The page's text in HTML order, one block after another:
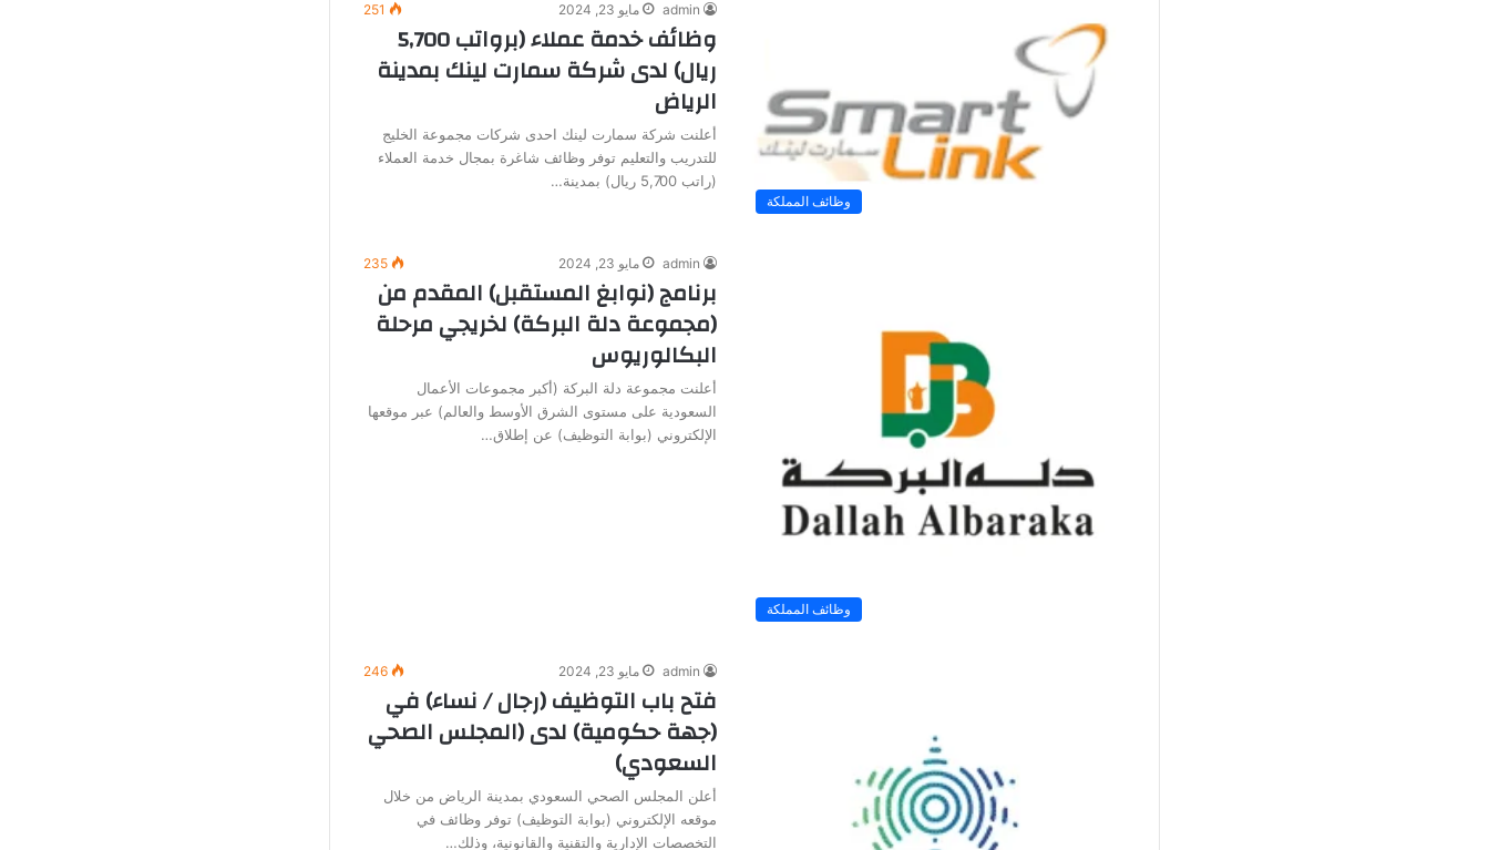
وظائف المملكة
admin مايو 23, 2024 251
وظائف خدمة عملاء (برواتب 5,700
ريال) لدى شركة سمارت لينك بمدينة
الرياض
أعلنت شركة سمارت لينك احدى شركات مجموعة الخليج
للتدريب والتعليم توفر وظائف شاغرة بمجال خدمة العملاء
(راتب 5,700 ريال) بمدينة…
وظائف المملكة
admin مايو 23, 2024 235
برنامج (نوابغ المستقبل) المقدم من
(مجموعة دلة البركة) لخريجي مرحلة
البكالوريوس
أعلنت مجموعة دلة البركة (أكبر مجموعات الأعمال
السعودية على مستوى الشرق الأوسط والعالم) عبر موقعها
الإلكتروني (بوابة التوظيف) عن إطلاق…
admin مايو 23, 2024 246
فتح باب التوظيف (رجال / نساء) في
(جهة حكومية) لدى (المجلس الصحي
السعودي)
أعلن المجلس الصحي السعودي بمدينة الرياض من خلال
موقعه الإلكتروني (بوابة التوظيف) توفر وظائف في
التخصصات الإدارية والتقنية والقانونية، وذلك…